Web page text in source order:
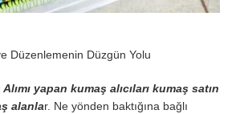
Düzenlemenin Düzgün Yolu
yapan kumaş alıcıları kumaş satın
alanlar. Ne yönden baktığına bağlı